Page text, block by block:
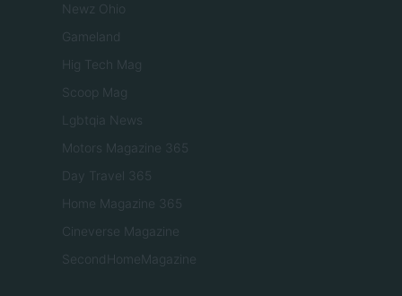
Newz Ohio
Gameland
Hig Tech Mag
Scoop Mag
Lgbtqia News
Motors Magazine 365
Day Travel 365
Home Magazine 365
Cineverse Magazine
SecondHomeMagazine